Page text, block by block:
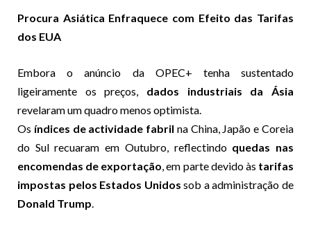
Procura Asiática Enfraquece com Efeito das Tarifas
dos EUA
Embora o anúncio da OPEC+ tenha sustentado
ligeiramente os preços, dados industriais da Ásia
revelaram um quadro menos optimista.
Os índices de actividade fabril na China, Japão e Coreia
do Sul recuaram em Outubro, reflectindo quedas nas
encomendas de exportação, em parte devido às tarifas
impostas pelos Estados Unidos sob a administração de
Donald Trump.